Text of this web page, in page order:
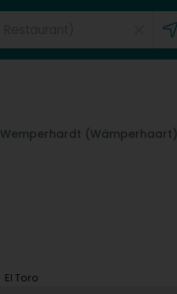
Wemperhardt (Wämperhaart)
El Toro